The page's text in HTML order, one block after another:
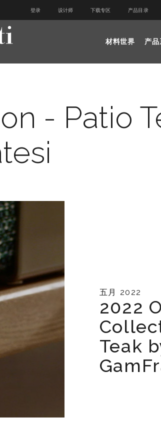
登录 设计师 下载专区 产品目录
材料世界 产品
- Patio
五月 2022
2022
Teak